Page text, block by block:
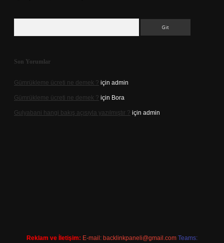
Son Yorumlar
Gümrükleme ücreti ne demek ? için admin
Gümrükleme ücreti ne demek ? için Bora
Gulyabani hangi bakış açısıyla yazılmıştır ? için admin
Reklam ve İletişim: E-mail: backlinkpaneli@gmail.com Teams: